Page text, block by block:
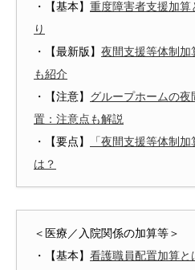
・【基本】 重度障害者支援加算
り
・【最新版】 夜間支援等体制加
も紹介
・【注意】 グループホームの
置：注意点も解説
・【要点】
「夜間支援等体制
は？
＜医療／入院関係の加算等＞
・【基本】 看護職員配置加算と